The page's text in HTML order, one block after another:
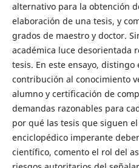
alternativo para la obtención
elaboración de una tesis, y
grados de maestro y doctor.
académica luce desorientada
tesis. En este ensayo,
contribución al conocimiento
alumno y certificación de
demandas razonables para
por qué las tesis que siguen
enciclopédico imperante
científico, comento el rol del